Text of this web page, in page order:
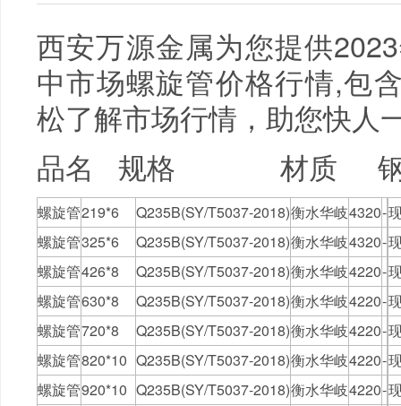
西安万源金属为您提供
中市场螺旋管价格行情,包
松了解市场行情，助您快人
品名 规格 材质
螺旋管219*6 Q235B(SY/T5037-2018)衡水华岐4320-
螺旋管325*6 Q235B(SY/T5037-2018)衡水华岐4320-
螺旋管426*8 Q235B(SY/T5037-2018)衡水华岐4220-
螺旋管630*8 Q235B(SY/T5037-2018)衡水华岐4220-
螺旋管720*8 Q235B(SY/T5037-2018)衡水华岐4220-
螺旋管820*10 Q235B(SY/T5037-2018)衡水华岐4220-
螺旋管920*10 Q235B(SY/T5037-2018)衡水华岐4220-